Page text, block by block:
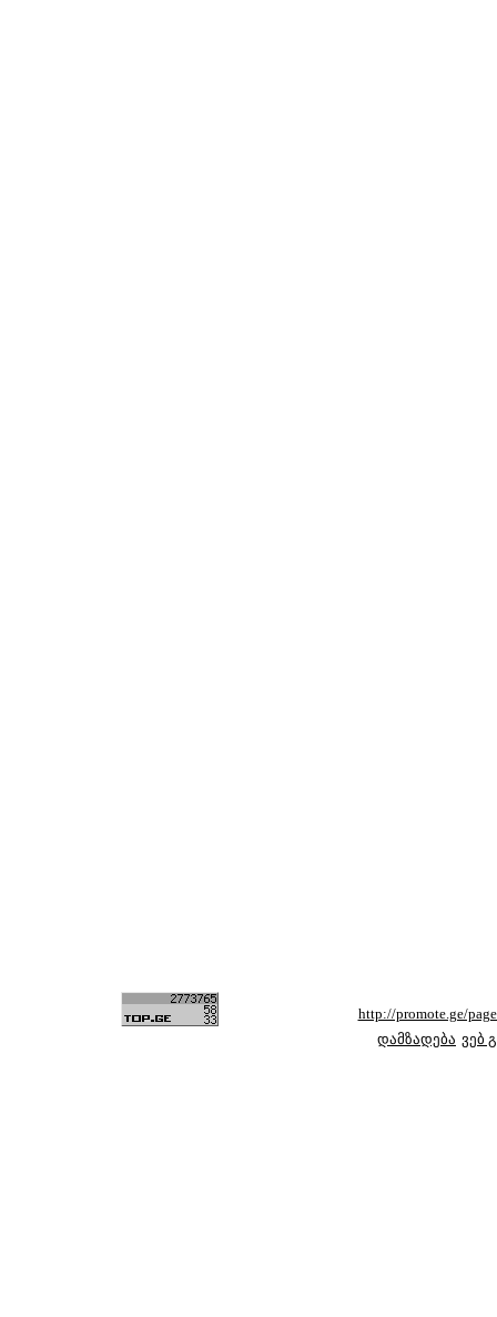
http://promote.ge/
დამზადება ვებ